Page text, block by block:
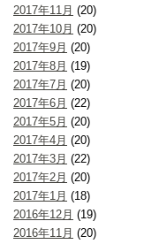
2017年11月 (20)
2017年10月 (20)
2017年9月 (20)
2017年8月 (19)
2017年7月 (20)
2017年6月 (22)
2017年5月 (20)
2017年4月 (20)
2017年3月 (22)
2017年2月 (20)
2017年1月 (18)
2016年12月 (19)
2016年11月 (20)